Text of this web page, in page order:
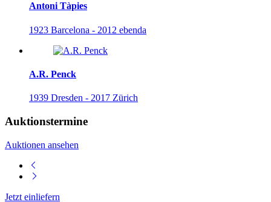
Antoni Tàpies
1923 Barcelona - 2012 ebenda
A.R. Penck
1939 Dresden - 2017 Zürich
Auktionstermine
Auktionen ansehen
Jetzt einliefern